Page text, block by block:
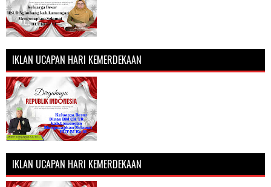
IKLAN UCAPAN HARI KEMERDEKAAN
IKLAN UCAPAN HARI KEMERDEKAAN